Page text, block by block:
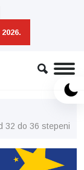
32 do 36 stepeni